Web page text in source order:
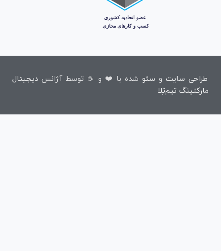
طراحی سایتو سئو شده با ❤️ و ☕ توسط آژانس دیجیتال
مارکتینگ تیم‌تِلا